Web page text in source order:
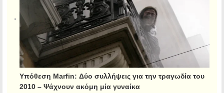
Υπόθεση Marfin: Δύο συλλήψεις για την τραγωδία του
2010 – Ψάχνουν ακόμη μία γυναίκα